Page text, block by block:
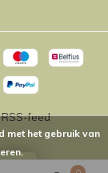
RSS-feed
met het gebruik van